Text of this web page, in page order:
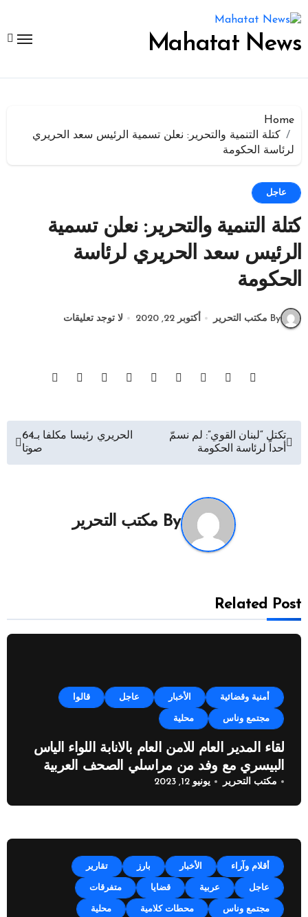
إلى
المحتوى
Mahatat News
Home
كتلة التنمية والتحرير: نعلن تسمية الرئيس سعد الحريري
لرئاسة الحكومة
عاجل
كتلة التنمية والتحرير: نعلن تسمية
الرئيس سعد الحريري لرئاسة
الحكومة
By مكتب التحرير أكتوبر 22, 2020 لا توجد تعليقات
تصفّح
المقالات
تكتل “لبنان القوي”: لم نسمّ
أحداً لرئاسة الحكومة
الحريري رئيسا مكلفا بـ64
صوتا
By مكتب التحرير
Related Post
أمنية وقضائية الأخبار عاجل قالوا
مجتمع وناس محلية
لقاء المدير العام للامن العام بالانابة اللواء الياس
البيسري مع وفد من مراسلي الصحف العربية
مكتب التحرير يونيو 12, 2023
أقلام وآراء الأخبار بارز تقارير
عاجل عربية قضايا متفرقات
مجتمع وناس محطات كلامية محلية